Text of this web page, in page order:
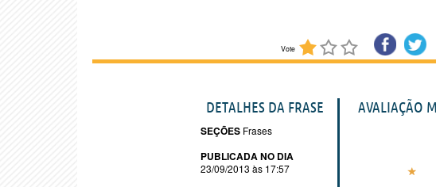
Vote
DETALHES DA FRASE
SEÇÕES Frases
PUBLICADA NO DIA
23/09/2013 às 17:57
AVALIAÇÃO